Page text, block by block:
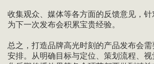
收集观众、媒体等各方面的反馈意见，针
为下一次发布会积累宝贵经验。
总之，打造品牌高光时刻的产品发布会
安排。从明确目标与定位、策划流程、